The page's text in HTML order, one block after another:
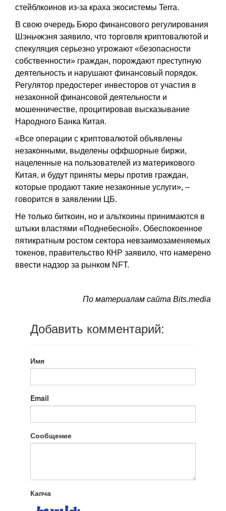
стейблкоинов из-за краха экосистемы Terra.
В свою очередь Бюро финансового регулирования
Шэньчжэня заявило, что торговля криптовалютой и
спекуляция серьезно угрожают «безопасности
собственности» граждан, порождают преступную
деятельность и нарушают финансовый порядок.
Регулятор предостерег инвесторов от участия в
незаконной финансовой деятельности и
мошенничестве, процитировав высказывание
Народного Банка Китая.
«Все операции с криптовалютой объявлены
незаконными, выделены оффшорные биржи,
нацеленные на пользователей из материкового
Китая, и будут приняты меры против граждан,
которые продают такие незаконные услуги», –
говорится в заявлении ЦБ.
Не только биткоин, но и альткоины принимаются в
штыки властями «Поднебесной». Обеспокоенное
пятикратным ростом сектора невзаимозаменяемых
токенов, правительство КНР заявило, что намерено
ввести надзор за рынком NFT.
По материалам сайта Bits.media
Добавить комментарий:
Имя
Email
Сообщение
Капча